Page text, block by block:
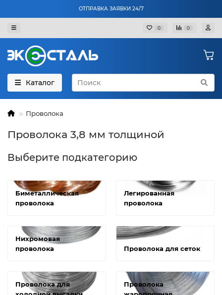
ОТПРАВКА ЗАЯВКИ 24/7
0 0
Каталог
Проволока
Проволока 3,8 мм толщиной
Выберите подкатегорию
Биметаллическая
проволока
Легированная
проволока
Нихромовая
проволока
Проволока для сеток
Проволока для
Проволока